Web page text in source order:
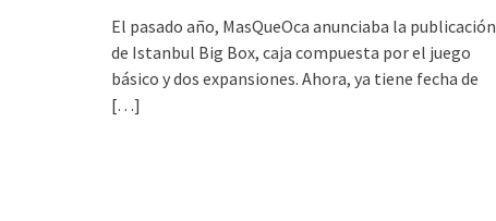
El pasado año, MasQueOca anunciaba la publicación
de Istanbul Big Box, caja compuesta por el juego
básico y dos expansiones. Ahora, ya tiene fecha de
[…]